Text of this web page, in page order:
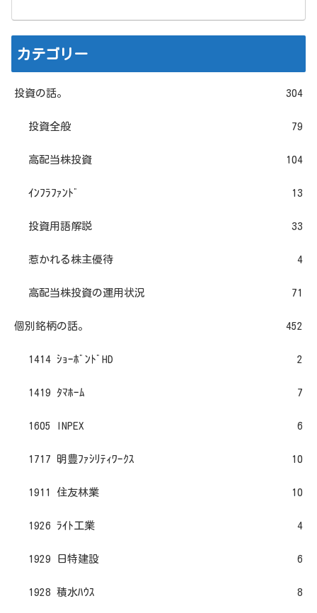
カテゴリー
投資の話。 304
投資全般 79
高配当株投資 104
ｲﾝﾌﾗﾌｧﾝﾄﾞ 13
投資用語解説 33
惹かれる株主優待 4
高配当株投資の運用状況 71
個別銘柄の話。 452
1414 ｼｮｰﾎﾞﾝﾄﾞHD 2
1419 ﾀﾏﾎｰﾑ 7
1605 INPEX 6
1717 明豊ﾌｧｼﾘﾃｨﾜｰｸｽ 10
1911 住友林業 10
1926 ﾗｲﾄ工業 4
1929 日特建設 6
1928 積水ﾊｳｽ 8